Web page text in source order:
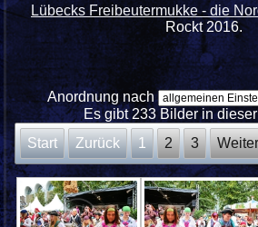
Lübecks Freibeutermukke - die
Rockt 2016.
Anordnung nach
Es gibt 233 Bilder in
Start
Zurück 1 2 3